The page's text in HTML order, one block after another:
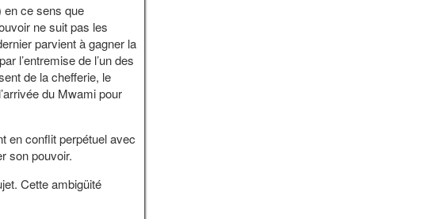
en ce sens que
ne suit pas les
parvient à gagner la
l’entremise de l’un des
de la chefferie, le
du Mwami pour
en conflit perpétuel avec
son pouvoir.
Cette ambigüité